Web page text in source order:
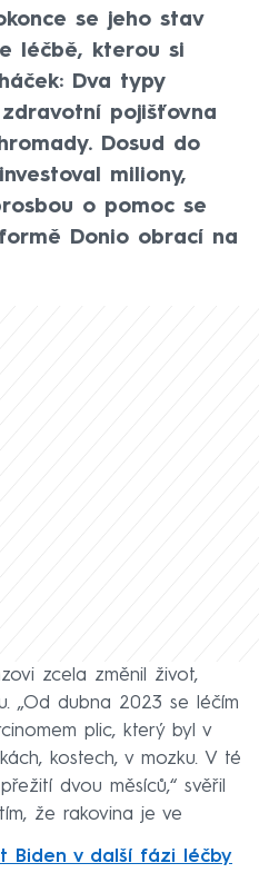
se jeho stav
léčbě, kterou si
Dva typy
pojišťovna
Dosud do
miliony,
o pomoc se
Donio obrací na
zcela změnil život,
„Od dubna 2023 se léčím
plic, který byl v
kostech, v mozku. V té
dvou měsíců,“ svěřil
že rakovina je ve
Biden v další fázi léčby